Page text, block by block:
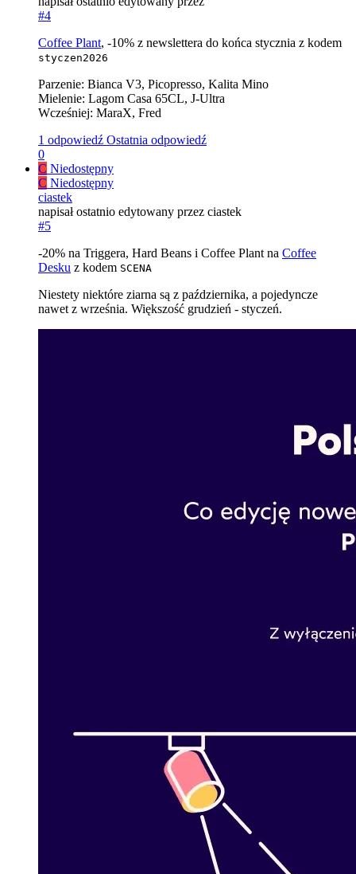
#4
Coffee Plant, -10% z newslettera do końca stycznia z kodem
styczen2026
Parzenie: Bianca V3, Picopresso, Kalita Mino
Mielenie: Lagom Casa 65CL, J-Ultra
Wcześniej: MaraX, Fred
1 odpowiedź Ostatnia odpowiedź
0
C Niedostępny
C Niedostępny
ciastek
napisałostatnio edytowany przez ciastek
#5
-20% na Triggera, Hard Beans i Coffee Plant na Coffee
Desku z kodem SCENA
Niestety niektóre ziarna są z października, a pojedyncze
nawet z września. Większość grudzień - styczeń.